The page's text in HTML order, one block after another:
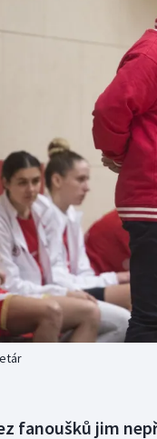
Golf
Gymnastika
fanoušků jim